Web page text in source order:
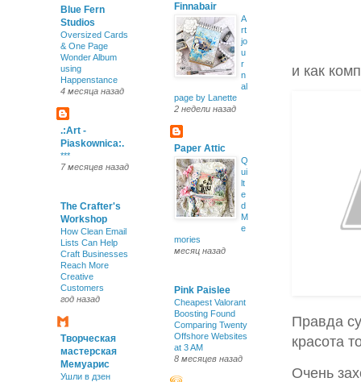
и как
Правда
красота
Очень
Blue Fern
Studios
Oversized Cards
& One Page
Wonder Album
using
Happenstance
4 месяца назад
.:Art -
Piaskownica:.
***
7 месяцев назад
The Crafter's
Workshop
How Clean Email
Lists Can Help
Craft Businesses
Reach More
Creative
Customers
год назад
Творческая
мастерская
Мемуарис
Ушли в дзен
Finnabair
A
rt
jo
u
r
n
al
page by Lanette
2 недели назад
Paper Attic
Q
ui
lt
e
d
M
e
mories
месяц назад
Pink Paislee
Cheapest Valorant
Boosting Found
Comparing Twenty
Offshore Websites
at 3 AM
8 месяцев назад